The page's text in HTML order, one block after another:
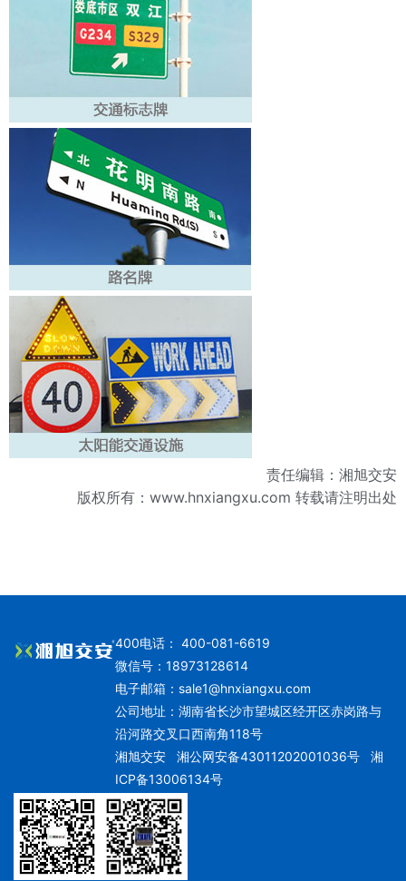
责任编辑：湘旭交安
版权所有： www.hnxiangxu.com 转载请注明出处
400电话： 400-081-6619
微信号：18973128614
电子邮箱： sale1@hnxiangxu.com
公司地址：湖南省长沙市望城区经开区赤岗路与
沿河路交叉口西南角118号
湘旭交安湘公网安备43011202001036号
湘
ICP备13006134号